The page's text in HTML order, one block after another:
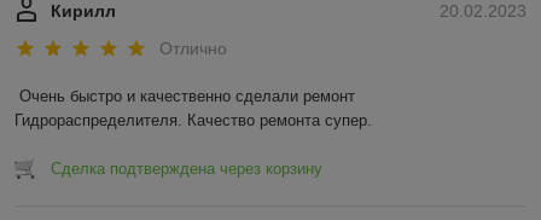
20.02.2023
Кирилл
Отлично
Очень быстро и качественно сделали ремонт
Гидрораспределителя. Качество ремонта супер.
Сделка подтверждена через корзину